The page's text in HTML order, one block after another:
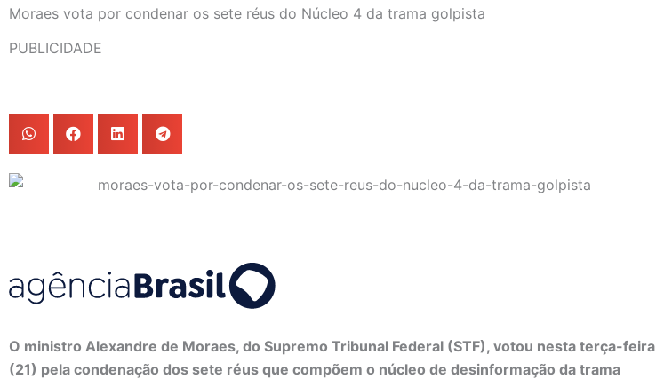
Moraes vota por condenar os sete réus do Núcleo 4 da trama golpista
PUBLICIDADE
O ministro Alexandre de Moraes, do Supremo Tribunal Federal (STF), votou nesta terça-feira
(21) pela condenação dos sete réus que compõem o núcleo de desinformação da trama